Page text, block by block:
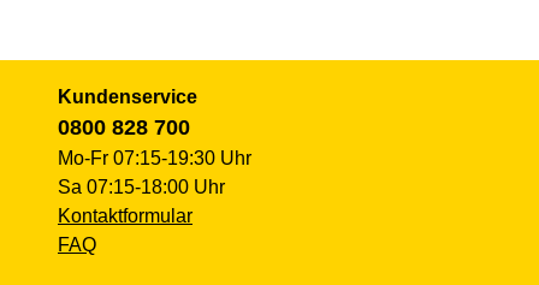
Kundenservice
0800 828 700
Mo-Fr 07:15-19:30 Uhr
Sa 07:15-18:00 Uhr
Kontaktformular
FAQ